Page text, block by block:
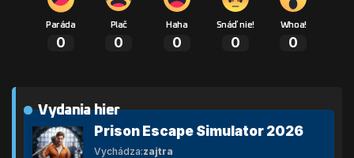
Paráda
0
Plač
0
Haha
0
Snáď nie!
0
Whoa!
0
Vydania hier
Prison Escape Simulator 2026
Vychádza:zajtra